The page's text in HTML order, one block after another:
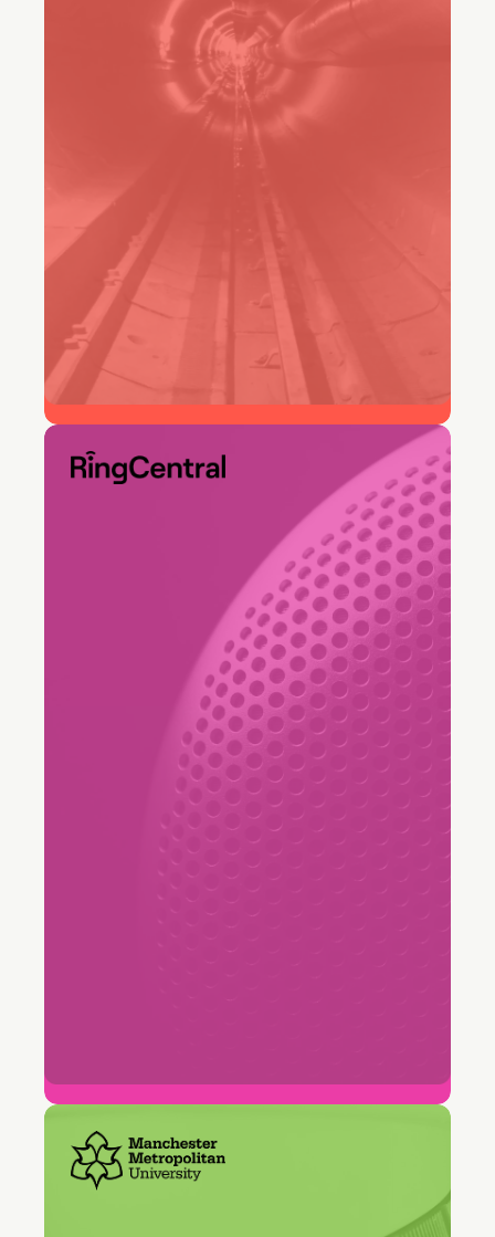
Senior chef för IT-affärstjänster, Customers
Stories Vermeer
50 %
"Vi har fått bra feedback från olika
avdelningar. Utöver de
avdelningar vi lade till som en del
av lanseringen, kommer nu
marknadsföring och försäljning
till oss för att utveckla unika
arbetsflöden, vilket ger starkare
rapportering och intern
utbildning genom Freshservice.
Det har gett oss möjlighet att
tänka utanför ramarna...."
Fred Chin
AVP för IT-infrastruktur och
slutanvändartjänster, RingCentral, Company
entré för hela universitetet.